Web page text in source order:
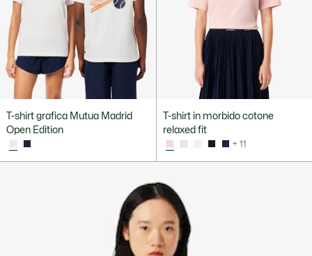
T-shirt grafica Mutua Madrid
Open Edition
T-shirt in morbido cotone
relaxed fit
+ 11